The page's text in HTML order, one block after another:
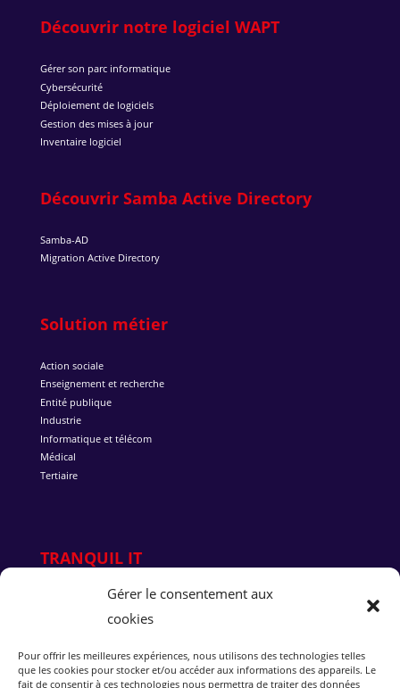
Gérer le consentement aux
cookies
Pour offrir les meilleures expériences, nous utilisons des technologies telles
que les cookies pour stocker et/ou accéder aux informations des appareils. Le
fait de consentir à ces technologies nous permettra de traiter des données
Découvrir notre logiciel WAPT
Gérer son parc informatique
Cybersécurité
Déploiement de logiciels
Gestion des mises à jour
Inventaire logiciel
Découvrir Samba Active Directory
Samba-AD
Migration Active Directory
Solution métier
Action sociale
Enseignement et recherche
Entité publique
Industrie
Informatique et télécom
Médical
Tertiaire
TRANQUIL IT
Qui sommes-nous ?
Pourquoi Tranquil IT
Nous rejoindre
Succès client